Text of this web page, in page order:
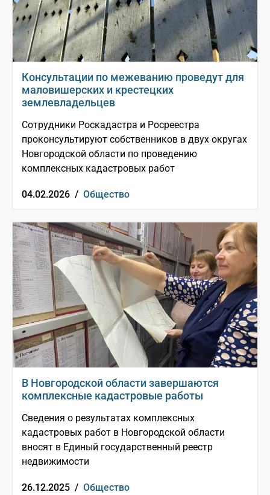
Консультации по межеванию проведут для
маловишерских и крестецких
землевладельцев
Сотрудники Роскадастра и Росреестра
проконсультируют собственников в двух округах
Новгородской области по проведению
комплексных кадастровых работ
04.02.2026 / Общество
В Новгородской области завершаются
комплексные кадастровые работы
Сведения о результатах комплексных
кадастровых работ в Новгородской области
вносят в Единый государственный реестр
недвижимости
26.12.2025 / Общество